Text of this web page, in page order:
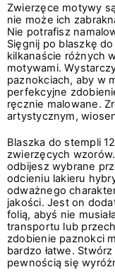
Zwierzęce motywy
nie może ich
Nie potrafisz
Sięgnij po blaszkę
kilkanaście różnych
motywami.
paznokciach, aby w
perfekcyjne
ręcznie malowane.
artystycznym,
Blaszka do stempli
zwierzęcych
odbijesz wybrane
odcieniu lakieru
odważnego
jakości. Jest on
folią, abyś nie
transportu lub
zdobienie paznokci
bardzo łatwe.
pewnością się